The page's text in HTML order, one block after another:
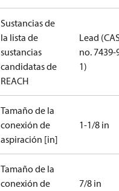
Sustancias de
la lista de
sustancias
candidatas de
REACH
Lead
no. 7439-
1)
Tamaño de la
conexión de
aspiración [in]
1-1/8 in
Tamaño de la
conexión de
7/8 in